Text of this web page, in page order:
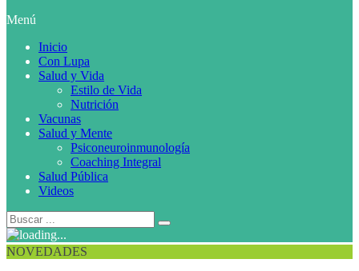
Menú
Inicio
Con Lupa
Salud y Vida
Estilo de Vida
Nutrición
Vacunas
Salud y Mente
Psiconeuroinmunología
Coaching Integral
Salud Pública
Videos
NOVEDADES